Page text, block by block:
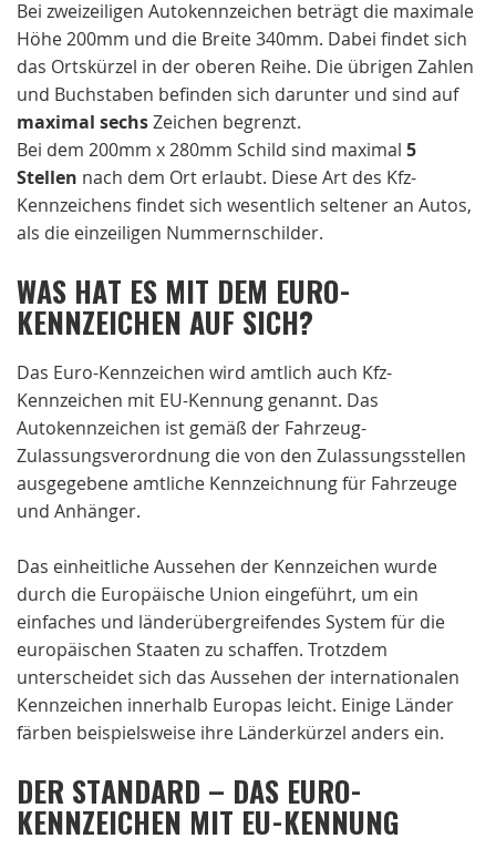
Bei zweizeiligen Autokennzeichen beträgt die maximale
Höhe 200mm und die Breite 340mm. Dabei findet sich
das Ortskürzel in der oberen Reihe. Die übrigen Zahlen
und Buchstaben befinden sich darunter und sind auf
maximal sechsZeichen begrenzt.
Bei dem 200mm x 280mm Schild sind maximal 5
Stellen nach dem Ort erlaubt. Diese Art des Kfz-
Kennzeichens findet sich wesentlich seltener an Autos,
als die einzeiligen Nummernschilder.
WAS HAT ES MIT DEM EURO-
KENNZEICHEN AUF SICH?
Das Euro-Kennzeichen wird amtlich auch Kfz-
Kennzeichen mit EU-Kennung genannt. Das
Autokennzeichen ist gemäß der Fahrzeug-
Zulassungsverordnung die von den Zulassungsstellen
ausgegebene amtliche Kennzeichnung für Fahrzeuge
und Anhänger.
Das einheitliche Aussehen der Kennzeichen wurde
durch die Europäische Union eingeführt, um ein
einfaches und länderübergreifendes System für die
europäischen Staaten zu schaffen. Trotzdem
unterscheidet sich das Aussehen der internationalen
Kennzeichen innerhalb Europas leicht. Einige Länder
färben beispielsweise ihre Länderkürzel anders ein.
DER STANDARD – DAS EURO-
KENNZEICHEN MIT EU-KENNUNG